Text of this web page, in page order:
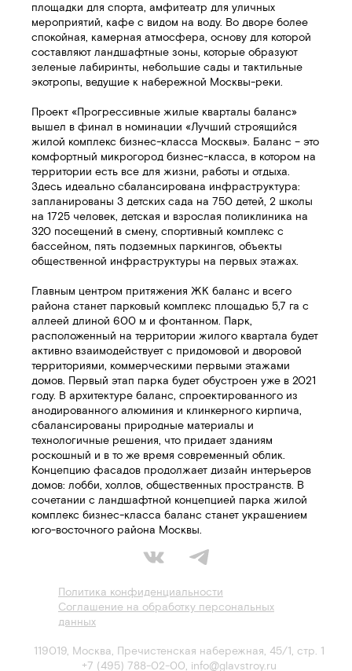
площадки для спорта, амфитеатр для уличных
мероприятий, кафе с видом на воду. Во дворе более
спокойная, камерная атмосфера, основу для которой
составляют ландшафтные зоны, которые образуют
зеленые лабиринты, небольшие сады и тактильные
экотропы, ведущие к набережной Москвы-реки.
Проект «Прогрессивные жилые кварталы баланс»
вышел в финал в номинации «Лучший строящийся
жилой комплекс бизнес-класса Москвы». Баланс – это
комфортный микрогород бизнес-класса, в котором на
территории есть все для жизни, работы и отдыха.
Здесь идеально сбалансирована инфраструктура:
запланированы 3 детских сада на 750 детей, 2 школы
на 1725 человек, детская и взрослая поликлиника на
320 посещений в смену, спортивный комплекс с
бассейном, пять подземных паркингов, объекты
общественной инфраструктуры на первых этажах.
Главным центром притяжения ЖК баланс и всего
района станет парковый комплекс площадью 5,7 га с
аллеей длиной 600 м и фонтанном. Парк,
расположенный на территории жилого квартала будет
активно взаимодействует с придомовой и дворовой
территориями, коммерческими первыми этажами
домов. Первый этап парка будет обустроен уже в 2021
году. В архитектуре баланс, спроектированного из
анодированного алюминия и клинкерного кирпича,
сбалансированы природные материалы и
технологичные решения, что придает зданиям
роскошный и в то же время современный облик.
Концепцию фасадов продолжает дизайн интерьеров
домов: лобби, холлов, общественных пространств. В
сочетании с ландшафтной концепцией парка жилой
комплекс бизнес-класса баланс станет украшением
юго-восточного района Москвы.
Политика конфиденциальности
Соглашение на обработку персональных
данных
119019, Москва Пречистенская набережная, 45/1, стр. 1
+7 (495) 788-02-00 info@glavstroy.ru